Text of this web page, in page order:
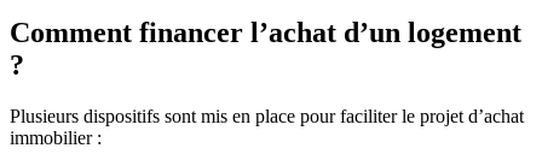
Comment financer l’achat d’un logement
?
Plusieurs dispositifs sont mis en place pour faciliter le projet d’achat
immobilier :